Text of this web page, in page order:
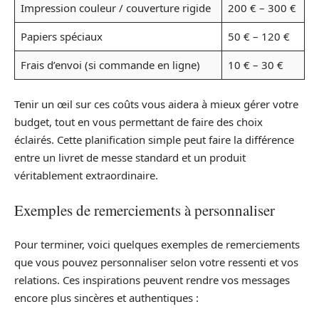
Impression couleur / couverture rigide
200 € – 300 €
Papiers spéciaux
50 € – 120 €
Frais d’envoi (si commande en ligne)
10 € – 30 €
Tenir un œil sur ces coûts vous aidera à mieux gérer votre
budget, tout en vous permettant de faire des choix
éclairés. Cette planification simple peut faire la différence
entre un livret de messe standard et un produit
véritablement extraordinaire.
Exemples de remerciements à personnaliser
Pour terminer, voici quelques exemples de remerciements
que vous pouvez personnaliser selon votre ressenti et vos
relations. Ces inspirations peuvent rendre vos messages
encore plus sincères et authentiques :